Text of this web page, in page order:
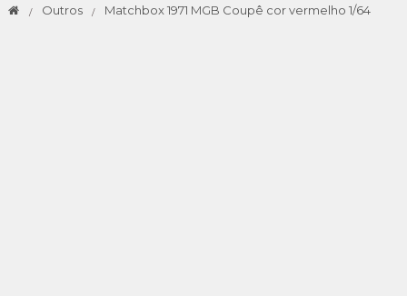
Outros Matchbox 1971 MGB Coupê cor vermelho 1/64